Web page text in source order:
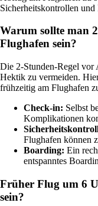
Sicherheitskontrollen
Warum sollte man
Flughafen sein?
Die 2-Stunden-Regel vor
Hektik zu vermeiden.
frühzeitig am Flughafen
Check-in: Selbst
Komplikationen
Flughafen können
Boarding: Ein
entspanntes
Früher Flug um 6
sein?